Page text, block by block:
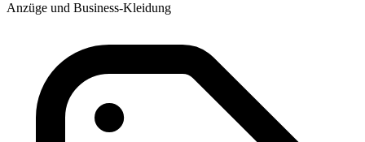
Anzüge und Business-Kleidung